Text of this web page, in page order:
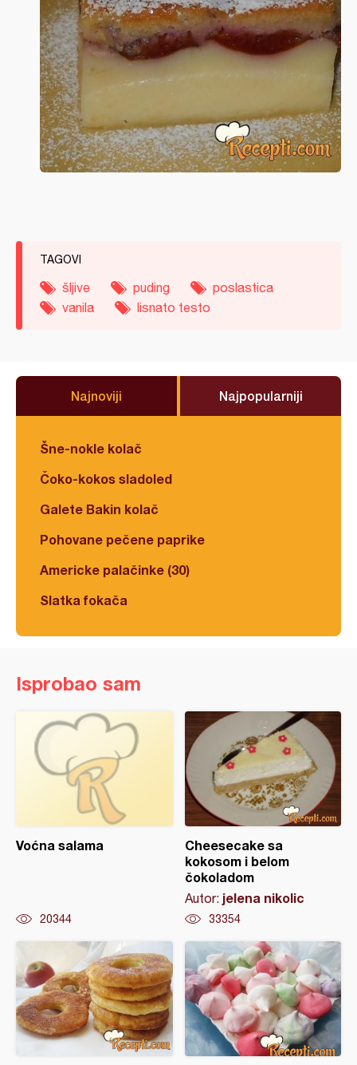
TAGOVI
šljive puding
poslastica
vanila
lisnato testo
Najnoviji Najpopularniji
Šne-nokle kolač
Čoko-kokos sladoled
Galete Bakin kolač
Pohovane pečene paprike
Americke palačinke (30)
Slatka fokača
Isprobao sam
Voćna salama
20344
Cheesecake sa
kokosom i belom
čokoladom
Autor: jelena nikolic
33354